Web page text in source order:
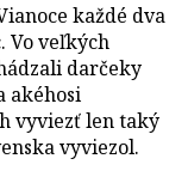
každé dva
Vo veľkých
darčeky
akéhosi
vyviezť len taký
vyviezol.